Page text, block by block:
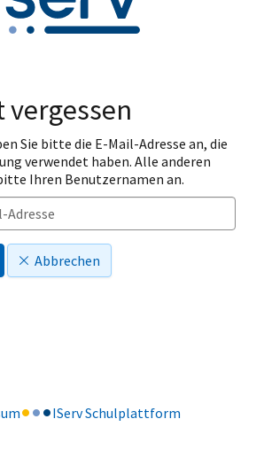
vergessen
Sie bitte die E-Mail-Adresse an, die
verwendet haben. Alle anderen
Ihren Benutzernamen an.
Abbrechen
IServ Schulplattform